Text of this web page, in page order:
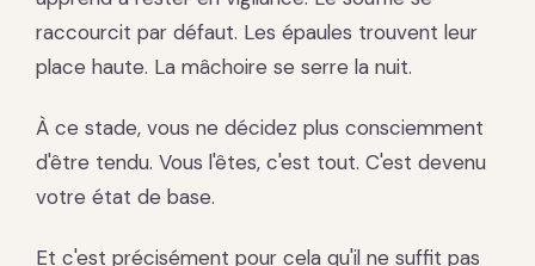
raccourcit par défaut. Les épaules trouvent leur
place haute. La mâchoire se serre la nuit.
À ce stade, vous ne décidez plus consciemment
d'être tendu. Vous l'êtes, c'est tout. C'est devenu
votre état de base.
Et c'est précisément pour cela qu'il ne suffit pas